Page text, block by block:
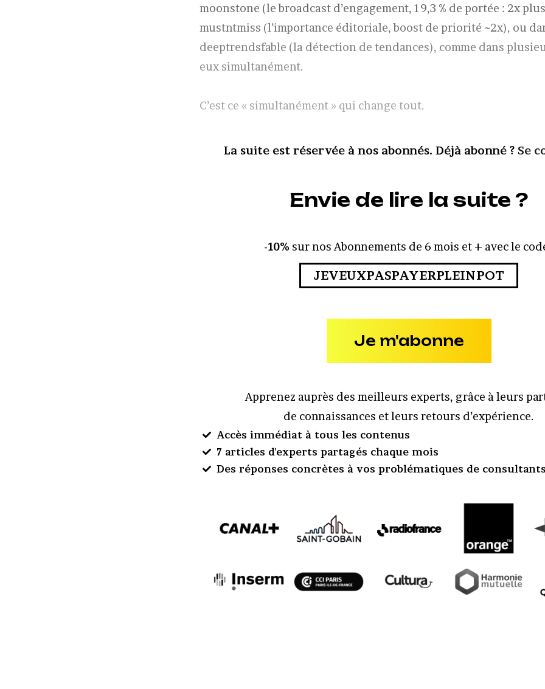
moonstone (le broadcast d’engagement, 19,3 % de portée : 2x
mustntmiss (l’importance éditoriale, boost de priorité ~2x), ou
deeptrendsfable (la détection de tendances), comme dans
eux simultanément.
C’est ce « simultanément » qui change tout.
La suite est réservée à nos abonnés. Déjà abonné ? Se
Envie de lire la suite ?
-10% sur nos Abonnements de 6 mois et + avec le
JEVEUXPASPAYERPLEINPOT
Je m'abonne
Apprenez auprès des meilleurs experts, grâce à leurs
de connaissances et leurs retours d’expérience.
Accès immédiat à tous les contenus
7 articles d'experts partagés chaque mois
Des réponses concrètes à vos problématiques de consultants